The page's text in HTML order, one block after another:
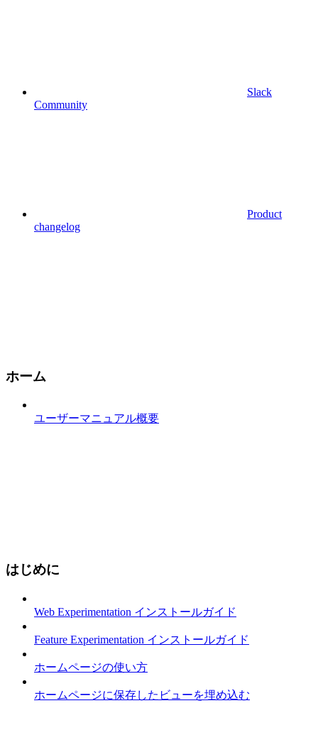
Slack
Community
Product
changelog
ホーム
ユーザーマニュアル概要
はじめに
Web Experimentation インストールガイド
Feature Experimentation インストールガイド
ホームページの使い方
ホームページに保存したビューを埋め込む